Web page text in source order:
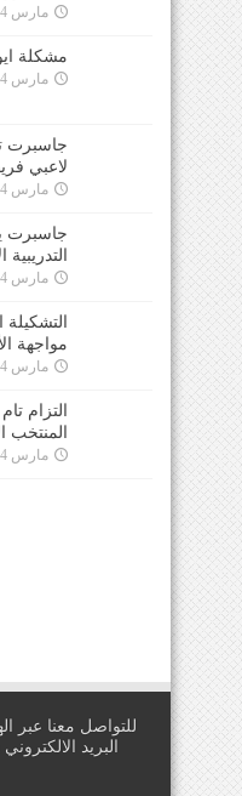
مارس 24, 2021
مشكلة
مارس 24, 2021
جاسبرت
لاعبي
مارس 24, 2021
جاسبرت
التدريبية
مارس 24, 2021
التشكيلة
مواجهة
مارس 24, 2021
التزام
المنتخب
مارس 24, 2021
البريد الالكتروني